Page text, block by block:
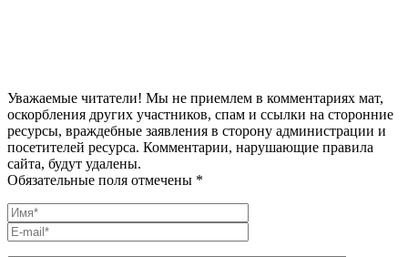
Уважаемые читатели! Мы не приемлем в комментариях мат,
оскорбления других участников, спам и ссылки на сторонние
ресурсы, враждебные заявления в сторону администрации и
посетителей ресурса. Комментарии, нарушающие правила
сайта, будут удалены.
Обязательные поля отмечены *